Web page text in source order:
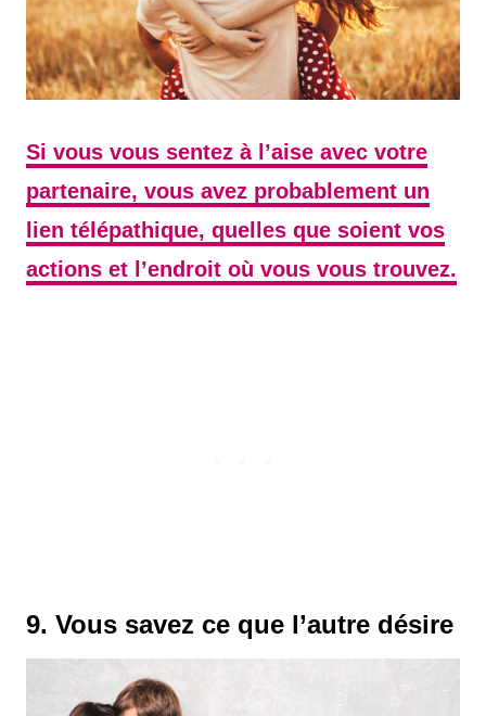
Si vous vous sentez à l’aise avec votre
partenaire, vous avez probablement un
lien télépathique, quelles que soient vos
actions et l’endroit où vous vous trouvez.
9. Vous savez ce que l’autre désire